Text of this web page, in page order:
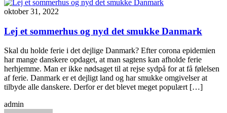
oktober 31, 2022
Lej et sommerhus og nyd det smukke Danmark
Skal du holde ferie i det dejlige Danmark? Efter corona epidemien
har mange danskere opdaget, at man sagtens kan afholde ferie
herhjemme. Man er ikke nødsaget til at rejse sydpå for at få følelsen
af ferie. Danmark er et dejligt land og har smukke omgivelser at
tilbyde alle danskere. Derfor er det blevet meget populært […]
admin